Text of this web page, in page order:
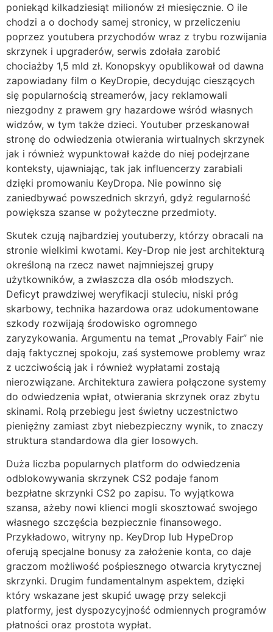
poniekąd kilkadziesiąt milionów zł miesięcznie. O ile
chodzi a o dochody samej stronicy, w przeliczeniu
poprzez youtubera przychodów wraz z trybu rozwijania
skrzynek i upgraderów, serwis zdołała zarobić
chociażby 1,5 mld zł. Konopskyy opublikował od dawna
zapowiadany film o KeyDropie, decydując cieszących
się popularnością streamerów, jacy reklamowali
niezgodny z prawem gry hazardowe wśród własnych
widzów, w tym także dzieci. Youtuber przeskanował
stronę do odwiedzenia otwierania wirtualnych skrzynek
jak i również wypunktował każde do niej podejrzane
konteksty, ujawniając, tak jak influencerzy zarabiali
dzięki promowaniu KeyDropa. Nie powinno się
zaniedbywać powszednich skrzyń, gdyż regularność
powiększa szanse w pożyteczne przedmioty.
Skutek czują najbardziej youtuberzy, którzy obracali na
stronie wielkimi kwotami. Key-Drop nie jest architekturą
określoną na rzecz nawet najmniejszej grupy
użytkowników, a zwłaszcza dla osób młodszych.
Deficyt prawdziwej weryfikacji stuleciu, niski próg
skarbowy, technika hazardowa oraz udokumentowane
szkody rozwijają środowisko ogromnego
zaryzykowania. Argumentu na temat „Provably Fair” nie
dają faktycznej spokoju, zaś systemowe problemy wraz
z uczciwością jak i również wypłatami zostają
nierozwiązane. Architektura zawiera połączone systemy
do odwiedzenia wpłat, otwierania skrzynek oraz zbytu
skinami. Rolą przebiegu jest świetny uczestnictwo
pieniężny zamiast zbyt niebezpieczny wynik, to znaczy
struktura standardowa dla gier losowych.
Duża liczba popularnych platform do odwiedzenia
odblokowywania skrzynek CS2 podaje fanom
bezpłatne skrzynki CS2 po zapisu. To wyjątkowa
szansa, ażeby nowi klienci mogli skosztować swojego
własnego szczęścia bezpiecznie finansowego.
Przykładowo, witryny np. KeyDrop lub HypeDrop
oferują specjalne bonusy za założenie konta, co daje
graczom możliwość pośpiesznego otwarcia krytycznej
skrzynki. Drugim fundamentalnym aspektem, dzięki
który wskazane jest skupić uwagę przy selekcji
platformy, jest dyspozycyjność odmiennych programów
płatności oraz prostota wypłat.